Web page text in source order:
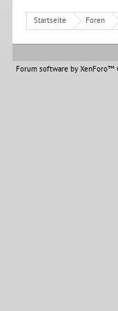
Startseite Foren
Forum software by XenForo™